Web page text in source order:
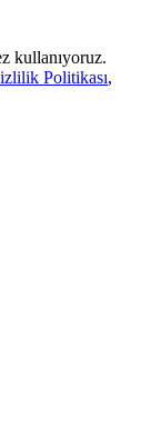
kullanıyoruz.
Politikası,